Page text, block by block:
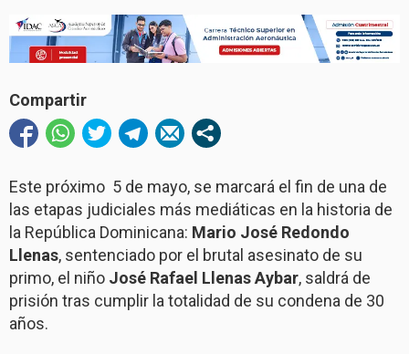
Compartir
Este próximo 5 de mayo, se marcará el fin de una de
las etapas judiciales más mediáticas en la historia de
la República Dominicana: Mario José Redondo
Llenas, sentenciado por el brutal asesinato de su
primo, el niño José Rafael Llenas Aybar, saldrá de
prisión tras cumplir la totalidad de su condena de 30
años.